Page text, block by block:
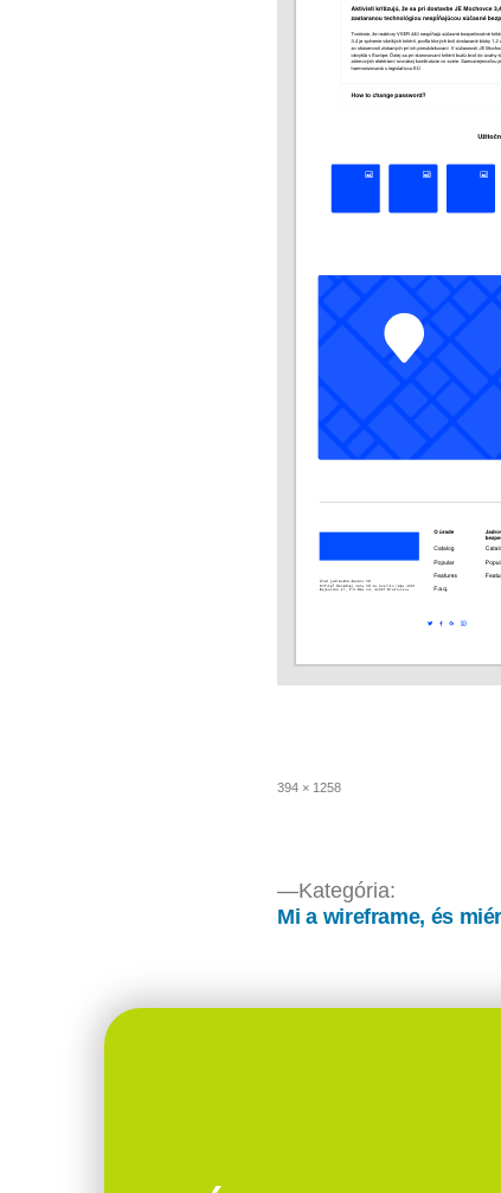
Teljes
394 × 1258
Kategória:
Mi a wireframe, és